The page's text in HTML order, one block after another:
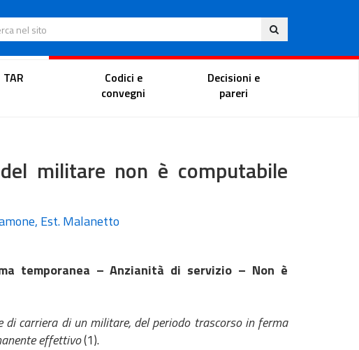
Ita
nel sito
Portale del magistrato
TAR
Codici e
convegni
Decisioni e
pareri
militare non è computabile
Est. Malanetto
temporanea – Anzianità di servizio – Non è
carriera di un militare, del periodo trascorso in ferma
effettivo(1).